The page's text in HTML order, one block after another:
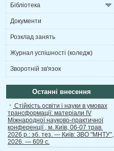
Бібліотека
Документи
Розклад занять
Журнал успішності (коледж)
Зворотній зв'язок
Останні внесення
Стійкість освіти і науки в умовах
трансформації: матеріали ІV
Міжнародної науково-практичної
конференції , м. Київ, 06-07 трав.
2026 р.: зб. тез. — Київ: ЗВО "МНТУ",
2026. — 609 с.